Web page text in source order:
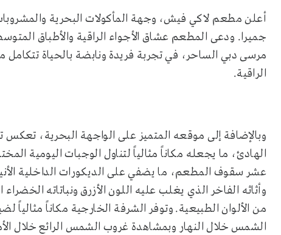
أعلن مطعم لاكي فيش، وجهة المأكولات البحرية
جميرا. ودعى المطعم عشاق الأجواء الراقية والأطباق
مرسى دبي الساحر، في تجربة فريدة ونابضة بالحياة
الراقية.
وبالإضافة إلى موقعه المتميز على الواجهة البحرية،
الهادئ، ما يجعله مكاناً مثالياً لتناول الوجبات اليومية
عشر سقوف المطعم، ما يضفي على الديكورات الداخلية
وأثاثه الفاخر الذي يغلب عليه اللون الأزرق ونباتاته
من الألوان الطبيعية. وتوفر الشرفة الخارجية مكاناً
الشمس خلال النهار وبمشاهدة غروب الشمس الرائع خلال